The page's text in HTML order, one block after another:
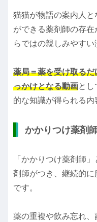
猫猫が物語の案内人
ができる薬剤師の存
らではの親しみやすい
薬局＝薬を受け取る
っかけとなる動画とし
的な知識が得られる内
かかりつけ薬剤
「かかりつけ薬剤師
剤師がつき、継続的
です。
薬の重複や飲み忘れ